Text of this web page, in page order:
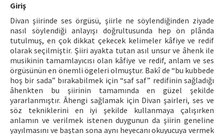
Giriş
Divan şiirinde ses örgüsü, şiirle ne söylendiğinden ziyade
nasıl söylendiği anlayışı doğrultusunda hep ön plânda
tutulmuş, en çok dikkat çekecek kelimeler kâfiye ve redif
olarak seçilmiştir. Şiiri ayakta tutan asıl unsur ve âhenk ile
musikinin tamamlayıcısı olan kâfiye ve redif, anlam ve ses
örgüsünün en önemli ögeleri olmuştur. Bakî de “bu kubbede
hoş bir sada” bırakabilmek için “saf saf” redifinin sağladığı
âhenkten bu şiirinin tamamında en güzel şekilde
yararlanmıştır. Âhengi sağlamak için Divan şairleri, ses ve
söz tekniklerini en iyi şekilde kullanmaya çalışırken
anlamın ve verilmek istenen duygunun da şiirin geneline
yayılmasını ve baştan sona aynı heyecanı okuyucuya vermek